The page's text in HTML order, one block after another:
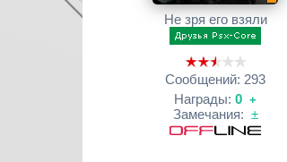
Не зря его взяли
Сообщений: 293
Награды: 0 +
Замечания: ±